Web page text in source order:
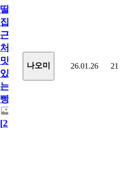
딸
집
근
처
맛
있
는
빵
[2]
나오미 26.01.26 21